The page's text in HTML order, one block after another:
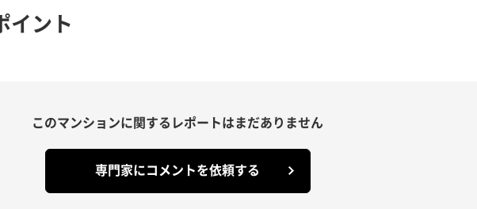
イント
このマンションに関する レポートはまだありません
専門家にコメントを依頼する